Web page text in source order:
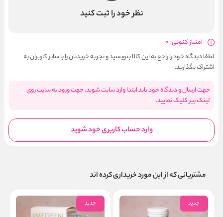
نظر خود را ثبت کنید
امتیاز کنونی : 0
لطفا دیدگاه خود را راجع به این کالا بنویسید و تجربه خریدتان را با سایر کاربران به
اشتراک بگذارید.
جهت ارسال و دیدگاه خود باید ابتدا وارد سایت شوید. جهت ورود به سایت روی
لینک زیر کلیک نمایید.
وارد حساب کاربری خود شوید
مشتریانی که از این مورد خریداری کرده اند
جدید جدید